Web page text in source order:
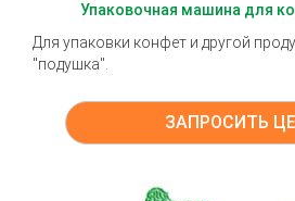
Упаковочная машина для
Для упаковки конфет и другой
"подушка".
ЗАПРОСИТЬ